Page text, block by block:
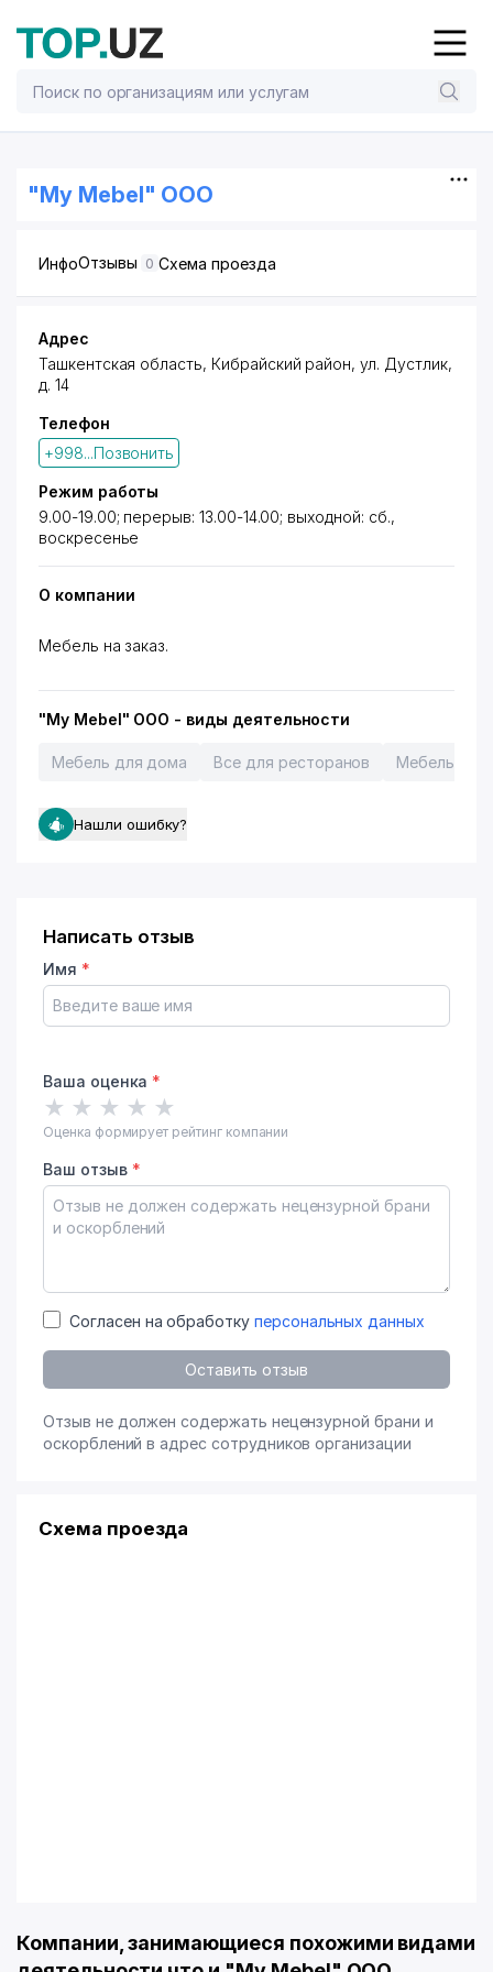
"My Mebel" OOO
ИнфоОтзывы 0 Схема проезда
Адрес
Ташкентская область, Кибрайский район,ул. Дустлик,
д. 14
Телефон
+998...Позвонить
Режим работы
9.00-19.00; перерыв: 13.00-14.00; выходной: сб.,
воскресенье
О компании
Мебель на заказ.
"My Mebel" OOO - виды деятельности
Мебель для дома Все для ресторанов Мебель для
Нашли ошибку?
Написать отзыв
Имя *
Ваша оценка *
★ ★ ★ ★ ★
Оценка формирует рейтинг компании
Ваш отзыв *
Согласен на обработку персональных данных
Оставить отзыв
Отзыв не должен содержать нецензурной брани и
оскорблений в адрес сотрудников организации
Схема проезда
Компании, занимающиеся похожими видами